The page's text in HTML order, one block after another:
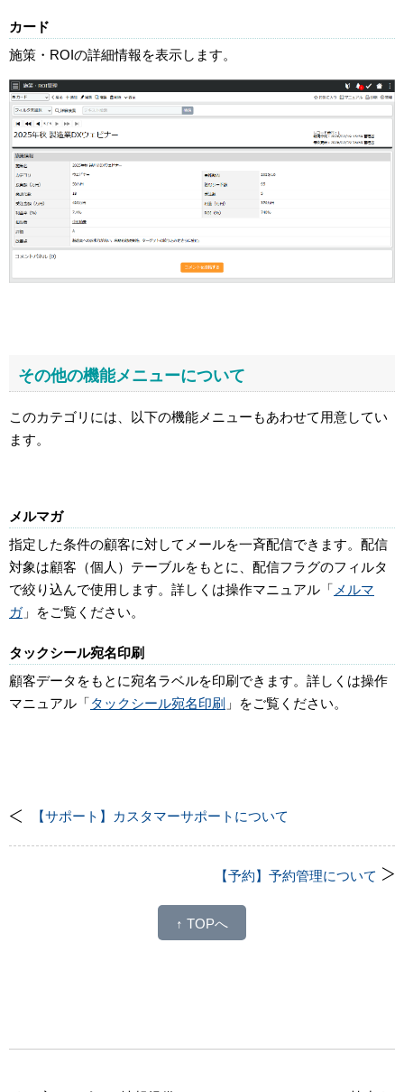
カード
施策・ROIの詳細情報を表示します。
その他の機能メニューについて
このカテゴリには、以下の機能メニューもあわせて用意してい
ます。
メルマガ
指定した条件の顧客に対してメールを一斉配信できます。配信
対象は顧客（個人）テーブルをもとに、配信フラグのフィルタ
で絞り込んで使用します。詳しくは操作マニュアル「メルマ
ガ」をご覧ください。
タックシール宛名印刷
顧客データをもとに宛名ラベルを印刷できます。詳しくは操作
マニュアル「タックシール宛名印刷 」をご覧ください。
【サポート】カスタマーサポートについて
【予約】予約管理について
↑ TOPへ